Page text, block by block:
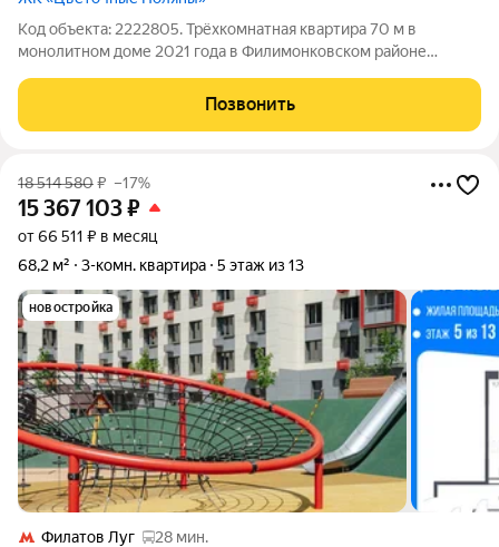
Код объекта: 2222805. Трёхкомнатная квартира 70 м в
монолитном доме 2021 года в Филимонковском районе
высота потолков 2,8 м и удобная планировка дают ощущение
простора и свободы при любой
Позвонить
18 514 580₽ –17%
15 367 103₽
от 66 511 ₽ в месяц
68,2 м²
3-комн. квартира 5 этаж из 13
новостройка
Филатов Луг
28 мин.